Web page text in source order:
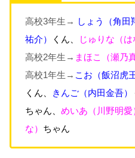
高校3年生→ しょう （角田
祐介） くん じゅりな（は
高校2年生→ まほこ（瀬乃
高校1年生→ こお （飯沼虎
くん、
きんご（内田金吾）
ちゃん、 めいあ（川野明愛
な） ちゃん